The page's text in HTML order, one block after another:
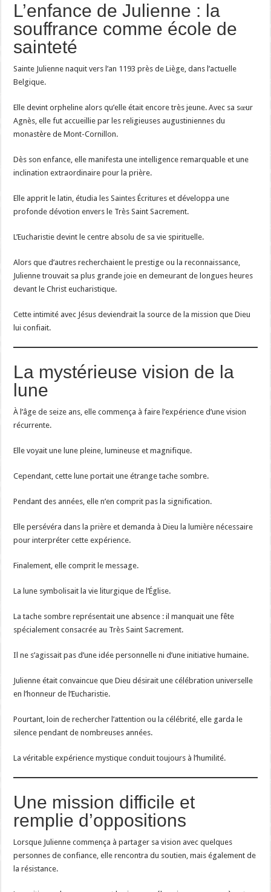
L’enfance de Julienne : la
souffrance comme école de
sainteté
Sainte Julienne naquit vers l’an 1193 près de Liège, dans l’actuelle
Belgique.
Elle devint orpheline alors qu’elle était encore très jeune. Avec sa sœur
Agnès, elle fut accueillie par les religieuses augustiniennes du
monastère de Mont-Cornillon.
Dès son enfance, elle manifesta une intelligence remarquable et une
inclination extraordinaire pour la prière.
Elle apprit le latin, étudia les Saintes Écritures et développa une
profonde dévotion envers le Très Saint Sacrement.
L’Eucharistie devint le centre absolu de sa vie spirituelle.
Alors que d’autres recherchaient le prestige ou la reconnaissance,
Julienne trouvait sa plus grande joie en demeurant de longues heures
devant le Christ eucharistique.
Cette intimité avec Jésus deviendrait la source de la mission que Dieu
lui confiait.
La mystérieuse vision de la
lune
À l’âge de seize ans, elle commença à faire l’expérience d’une vision
récurrente.
Elle voyait une lune pleine, lumineuse et magnifique.
Cependant, cette lune portait une étrange tache sombre.
Pendant des années, elle n’en comprit pas la signification.
Elle persévéra dans la prière et demanda à Dieu la lumière nécessaire
pour interpréter cette expérience.
Finalement, elle comprit le message.
La lune symbolisait la vie liturgique de l’Église.
La tache sombre représentait une absence : il manquait une fête
spécialement consacrée au Très Saint Sacrement.
Il ne s’agissait pas d’une idée personnelle ni d’une initiative humaine.
Julienne était convaincue que Dieu désirait une célébration universelle
en l’honneur de l’Eucharistie.
Pourtant, loin de rechercher l’attention ou la célébrité, elle garda le
silence pendant de nombreuses années.
La véritable expérience mystique conduit toujours à l’humilité.
Une mission difficile et
remplie d’oppositions
Lorsque Julienne commença à partager sa vision avec quelques
personnes de confiance, elle rencontra du soutien, mais également de
la résistance.